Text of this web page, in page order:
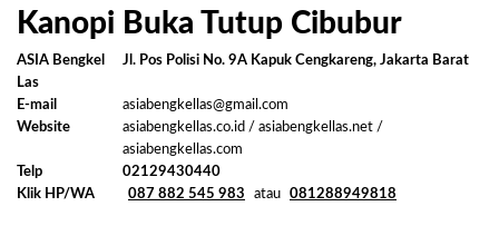
Kanopi Buka Tutup Cibubur
ASIA Bengkel
Las
Jl. Pos Polisi No. 9A Kapuk Cengkareng, Jakarta Barat
E-mail
asiabengkellas@gmail.com
Website
asiabengkellas.co.id / asiabengkellas.net /
asiabengkellas.com
Telp
02129430440
Klik HP/WA
087 882 545 983 atau 081288949818